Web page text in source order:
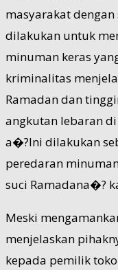
masyarakat
dilakukan untuk
minuman keras
kriminalitas
Ramadan dan
angkutan lebaran
a�?Ini dilakukan
peredaran
suci Ramadana�?
Meski
menjelaskan
kepada pemilik